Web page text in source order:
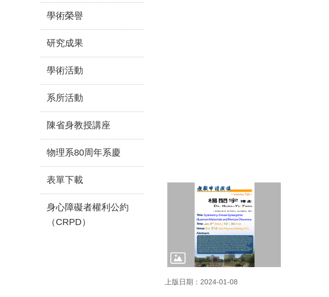
學術榮譽
研究成果
學術活動
系所活動
陳省身教授講座
物理系80周年系慶
表單下載
身心障礙者權利公約
（CRPD）
上版日期：2024-01-08